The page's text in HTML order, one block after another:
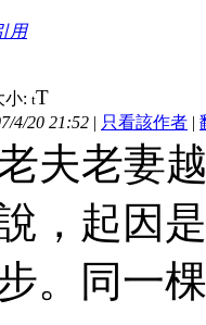
用
小: tT
4/20 21:52 | 只看該作者 |
夫老妻
，起因
。同一